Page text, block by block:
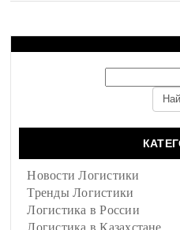
Новости Логистики
Тренды Логистики
Логистика в России
Логистика в Казахстане